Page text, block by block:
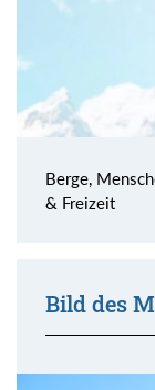
Berge,
& Freizeit
Bild des